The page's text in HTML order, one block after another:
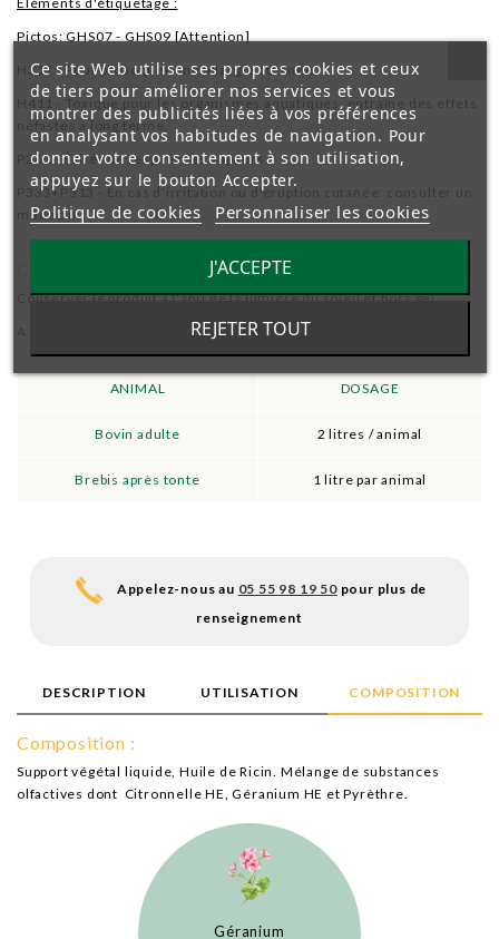
Pictos: GHS07 - GHS09 [Attention]
H317 - Peut provoquer une allergie cutanée.
H411 - Toxique pour les organismes aquatiques, entraîne des effets
néfastes à long terme.
P261 - Éviter de respirer les vapeurs.
P333+P313 - En cas d’irritation ou d'éruption cutanée: consulter un
médecin.
Conserver le produit à l'abri de la lumière du soleil et hors gel.
A titre indicatif
ANIMAL DOSAGE
Bovin adulte 2 litres / animal
Brebis après tonte 1 litre par animal
Appelez-nous au 05 55 98 19 50pour plus de
renseignement
DESCRIPTION UTILISATION COMPOSITION
Composition :
Support végétal liquide, Huile de Ricin. Mélange de substances
olfactives dont Citronnelle HE, Géranium HE et Pyrèthre.
Géranium
Ce site Web utilise ses propres cookies et ceux
de tiers pour améliorer nos services et vous
montrer des publicités liées à vos préférences
en analysant vos habitudes de navigation. Pour
donner votre consentement à son utilisation,
appuyez sur le bouton Accepter.
Politique de cookies Personnaliser les cookies
REJETER TOUT
J'ACCEPTE